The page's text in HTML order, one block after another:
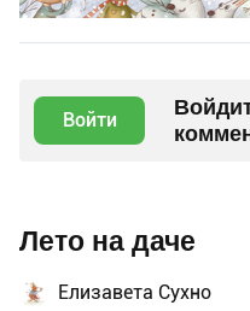
Войти
Лето на даче
Елизавета Сухно